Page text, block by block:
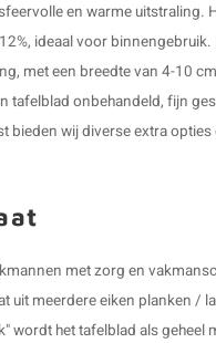
en warme uitstraling.
ideaal voor
met een breedte van 4-10
tafelblad onbehandeld, fijn
bieden wij diverse extra opties
met zorg en
uit meerdere eiken planken /
wordt het tafelblad als